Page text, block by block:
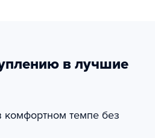
в лучшие
комфортном темпе без